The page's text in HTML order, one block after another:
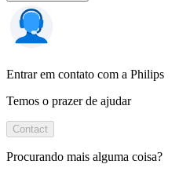
Entrar em contato com a Philips
Temos o prazer de ajudar
Contact
Procurando mais alguma coisa?